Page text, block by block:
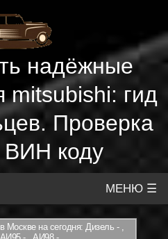
надёжные
mitsubishi: гид
Проверка
ВИН коду
МЕНЮ ☰
Москве на сегодня: Дизель - ,